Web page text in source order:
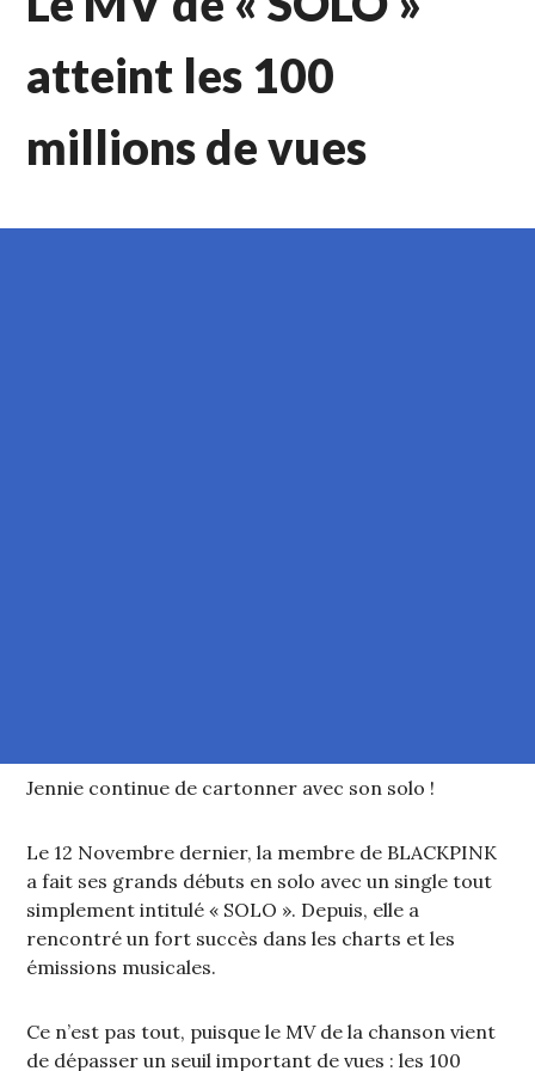
atteint les 100
millions de vues
Jennie continue de cartonner avec son solo !
Le 12 Novembre dernier, la membre de BLACKPINK
a fait ses grands débuts en solo avec un single tout
simplement intitulé « SOLO ». Depuis, elle a
rencontré un fort succès dans les charts et les
émissions musicales.
Ce n’est pas tout, puisque le MV de la chanson vient
de dépasser un seuil important de vues : les 100